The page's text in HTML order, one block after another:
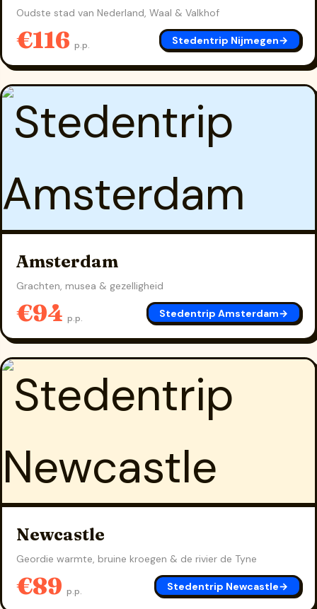
Oudste stad van Nederland, Waal & Valkhof
€116 p.p. Stedentrip Nijmegen→
Amsterdam
Grachten, musea & gezelligheid
€94 p.p. Stedentrip Amsterdam→
Newcastle
Geordie warmte, bruine kroegen & de rivier de Tyne
€89 p.p. Stedentrip Newcastle→